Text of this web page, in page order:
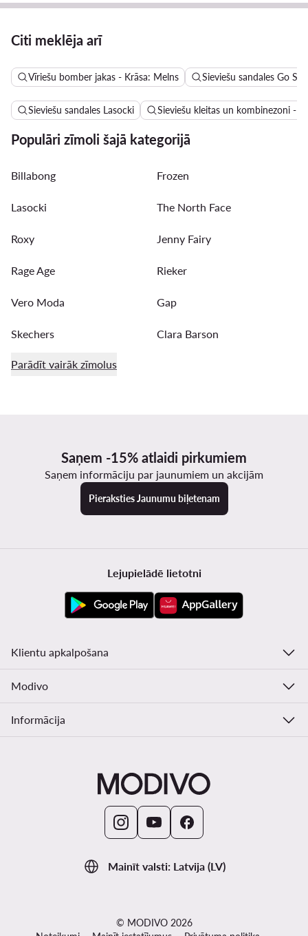
Citi meklēja arī
Vīriešu bomber jakas - Krāsa: Melns Sieviešu sandales Go
Sieviešu sandales Lasocki Sieviešu kleitas un kombinezoni -
Populāri zīmoli šajā kategorijā
Billabong Frozen
Lasocki The North Face
Roxy Jenny Fairy
Rage Age Rieker
Vero Moda Gap
Skechers Clara Barson
Parādīt vairāk zīmolus
Saņem -15% atlaidi pirkumiem
Saņem informāciju par jaunumiem un akcijām
Pieraksties Jaunumu biļetenam
Mainīt valsti: Latvija (LV)
Lejupielādē lietotni
Klientu apkalpošana
Modivo
Informācija
© MODIVO 2026